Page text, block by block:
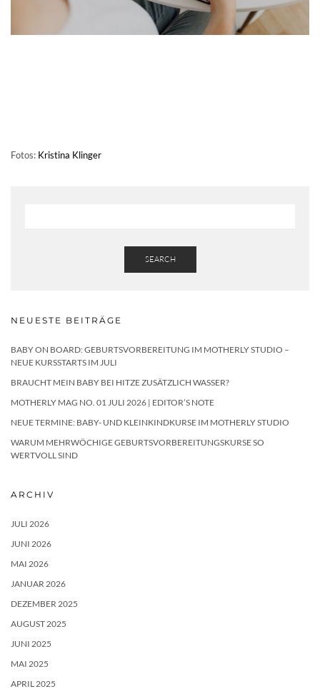
Fotos: Kristina Klinger
SEARCH
NEUESTE BEITRÄGE
BABY ON BOARD: GEBURTSVORBEREITUNG IM MOTHERLY STUDIO –
NEUE KURSSTARTS IM JULI
BRAUCHT MEIN BABY BEI HITZE ZUSÄTZLICH WASSER?
MOTHERLY MAG NO. 01 JULI 2026 | EDITOR’S NOTE
NEUE TERMINE: BABY- UND KLEINKINDKURSE IM MOTHERLY STUDIO
WARUM MEHRWÖCHIGE GEBURTSVORBEREITUNGSKURSE SO
WERTVOLL SIND
ARCHIV
JULI 2026
JUNI 2026
MAI 2026
JANUAR 2026
DEZEMBER 2025
AUGUST 2025
JUNI 2025
MAI 2025
APRIL 2025